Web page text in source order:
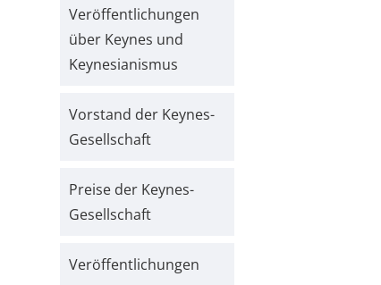
Veröffentlichungen
über Keynes und
Keynesianismus
Vorstand der Keynes-
Gesellschaft
Preise der Keynes-
Gesellschaft
Veröffentlichungen